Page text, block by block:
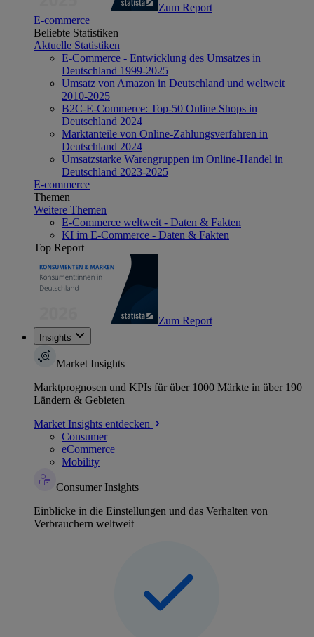
Zum Report
E-commerce
Beliebte Statistiken
Aktuelle Statistiken
E-Commerce - Entwicklung des Umsatzes in
Deutschland 1999-2025
Umsatz von Amazon in Deutschland und weltweit
2010-2025
B2C-E-Commerce: Top-50 Online Shops in
Deutschland 2024
Marktanteile von Online-Zahlungsverfahren in
Deutschland 2024
Umsatzstarke Warengruppen im Online-Handel in
Deutschland 2023-2025
E-commerce
Themen
Weitere Themen
E-Commerce weltweit - Daten & Fakten
KI im E-Commerce - Daten & Fakten
Top Report
Zum Report
Insights
Market Insights
Marktprognosen und KPIs für über 1000 Märkte in über 190
Ländern & Gebieten
Market Insights entdecken
Consumer
eCommerce
Mobility
Consumer Insights
Einblicke in die Einstellungen und das Verhalten von
Verbrauchern weltweit